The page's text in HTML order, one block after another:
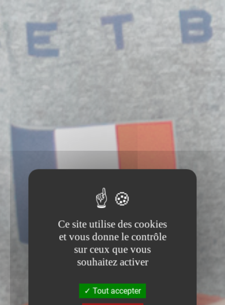
Ce site utilise des cookies
et vous donne le contrôle
sur ceux que vous
souhaitez activer
Tout accepter